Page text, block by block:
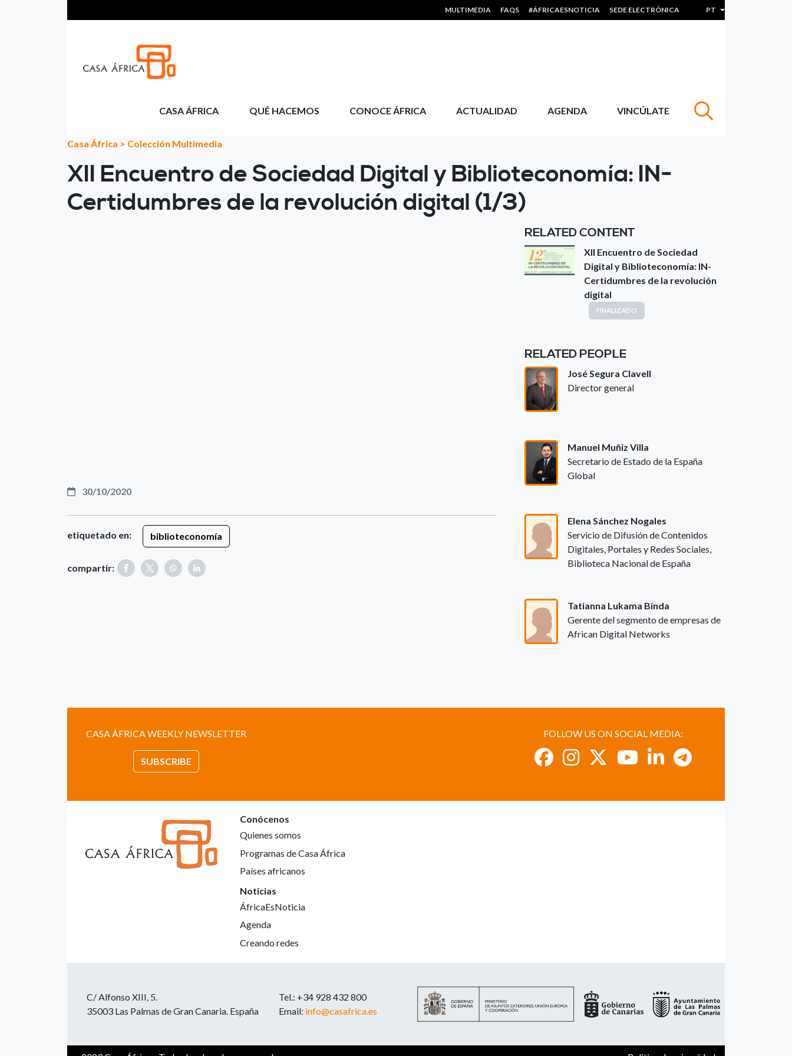
HEADER MENU
MULTIMEDIA FAQS #ÁFRICAESNOTICIA SEDE ELECTRÓNICA PT Lista de ações
CASA ÁFRICA QUÉ HACEMOS CONOCE ÁFRICA ACTUALIDAD AGENDA VINCÚLATE
Casa África > Colección Multimedia
XII Encuentro de Sociedad Digital y Biblioteconomía: IN-
Certidumbres de la revolución digital (1/3)
30/10/2020
etiquetado en: biblioteconomía
compartir:
RELATED CONTENT
XII Encuentro de Sociedad
Digital y Biblioteconomía: IN-
Certidumbres de la revolución
digital
FINALIZADO
RELATED PEOPLE
José Segura Clavell
Director general
Manuel Muñiz Villa
Secretario de Estado de la España
Global
Elena Sánchez Nogales
Servicio de Difusión de Contenidos
Digitales, Portales y Redes Sociales,
Biblioteca Nacional de España
Tatianna Lukama Binda
Gerente del segmento de empresas de
African Digital Networks
CASA ÁFRICA WEEKLY NEWSLETTER
SUBSCRIBE
FOLLOW US ON SOCIAL MEDIA:
Conócenos
Quienes somos
Programas de Casa África
Países africanos
Noticias
ÁfricaEsNoticia
Agenda
Creando redes
C/ Alfonso XIII, 5.
35003 Las Palmas de Gran Canaria. España
Tel.: +34 928 432 800
Email: info@casafrica.es